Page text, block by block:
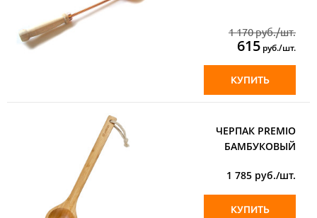
1 170 руб./шт.
615 руб./шт.
КУПИТЬ
ЧЕРПАК PREMIO
БАМБУКОВЫЙ
1 785 руб./шт.
КУПИТЬ